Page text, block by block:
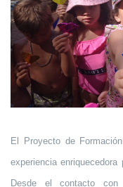
El Proyecto de
experiencia
Desde el contacto con